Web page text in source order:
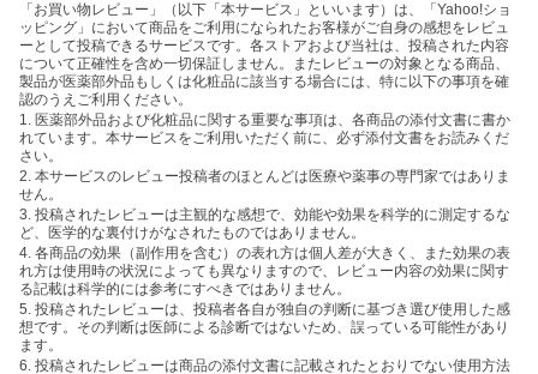
「お買い物レビュー」（以下「本サービス」といいます）は、「Yahoo!ショ
ッピング」において商品をご利用になられたお客様がご自身の感想をレビュ
ーとして投稿できるサービスです。各ストアおよび当社は、投稿された内容
について正確性を含め一切保証しません。またレビューの対象となる商品、
製品が医薬部外品もしくは化粧品に該当する場合には、特に以下の事項を確
認のうえご利用ください。
1. 医薬部外品および化粧品に関する重要な事項は、各商品の添付文書に書か
れています。本サービスをご利用いただく前に、必ず添付文書をお読みくだ
さい。
2. 本サービスのレビュー投稿者のほとんどは医療や薬事の専門家ではありま
せん。
3. 投稿されたレビューは主観的な感想で、効能や効果を科学的に測定するな
ど、医学的な裏付けがなされたものではありません。
4. 各商品の効果（副作用を含む）の表れ方は個人差が大きく、また効果の表
れ方は使用時の状況によっても異なりますので、レビュー内容の効果に関す
る記載は科学的には参考にすべきではありません。
5. 投稿されたレビューは、投稿者各自が独自の判断に基づき選び使用した感
想です。その判断は医師による診断ではないため、誤っている可能性があり
ます。
6. 投稿されたレビューは商品の添付文書に記載されたとおりでない使用方法